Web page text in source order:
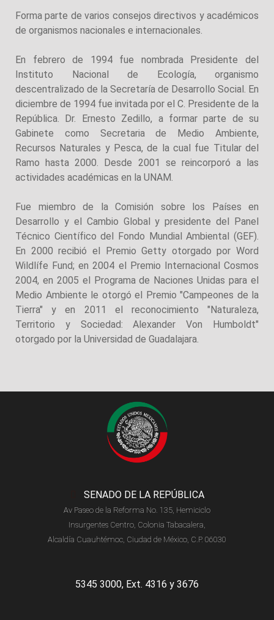
Forma parte de varios consejos directivos y académicos
de organismos nacionales e internacionales.
En febrero de 1994 fue nombrada Presidente del
Instituto Nacional de Ecología, organismo
descentralizado de la Secretaría de Desarrollo Social. En
diciembre de 1994 fue invitada por el C. Presidente de la
República. Dr. Ernesto Zedillo, a formar parte de su
Gabinete como Secretaria de Medio Ambiente,
Recursos Naturales y Pesca, de la cual fue Titular del
Ramo hasta 2000. Desde 2001 se reincorporó a las
actividades académicas en la UNAM.
Fue miembro de la Comisión sobre los Países en
Desarrollo y el Cambio Global y presidente del Panel
Técnico Científico del Fondo Mundial Ambiental (GEF).
En 2000 recibió el Premio Getty otorgado por Word
Wildlífe Fund; en 2004 el Premio Internacional Cosmos
2004, en 2005 el Programa de Naciones Unidas para el
Medio Ambiente le otorgó el Premio "Campeones de la
Tierra" y en 2011 el reconocimiento "Naturaleza,
Territorio y Sociedad: Alexander Von Humboldt"
otorgado por la Universidad de Guadalajara.
SENADO DE LA REPÚBLICA
Av Paseo de la Reforma No. 135, Hemiciclo
Insurgentes Centro, Colonia Tabacalera,
Alcaldía Cuauhtémoc, Ciudad de México, C.P. 06030
5345 3000, Ext. 4316 y 3676